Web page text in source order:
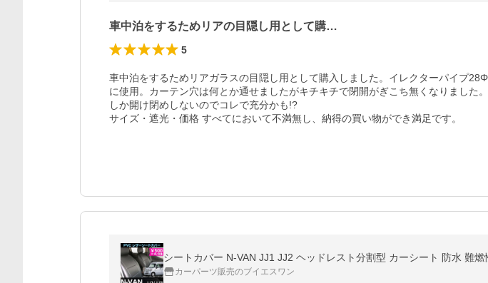
車中泊をするためリアの目隠し用として購…
5
車中泊をするためリアガラスの目隠し用として購入しました。イレクターパイプ
に使用。カーテン穴は何とか通せましたがキチキチで閉開がぎこち無くなりました
しか開け閉めしないのでコレで充分かも!?
サイズ・遮光・価格 すべてにおいて不満無し、納得の買い物ができ満足です。
シートカバー N-VAN JJ1 JJ2 ヘッドレスト分割型 カーシート 防水 難
カーパーツ販売のブイエスワン